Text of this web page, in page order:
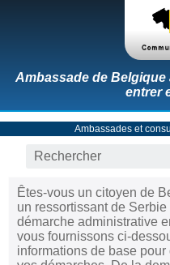
Ambassade de Belgique
entrer
Ambassades et
Êtes-vous un citoyen de
un ressortissant de
démarche administrative
vous fournissons ci-
informations de base